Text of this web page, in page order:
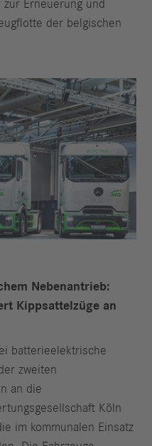
Erneuerung und
der belgischen
Nebenantrieb:
Kippsattelzüge an
batterieelektrische
zweiten
an die
Köln
im kommunalen Einsatz